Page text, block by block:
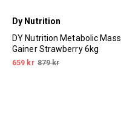
Dy Nutrition
DY Nutrition Metabolic Mass
Gainer Strawberry 6kg
659 kr 879 kr